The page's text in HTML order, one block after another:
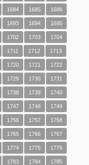
1684 1685 1686
1693 1694 1695
1702 1703 1704
1711 1712 1713
1720 1721 1722
1729 1730 1731
1738 1739 1740
1747 1748 1749
1756 1757 1758
1765 1766 1767
1774 1775 1776
1783 1784 1785